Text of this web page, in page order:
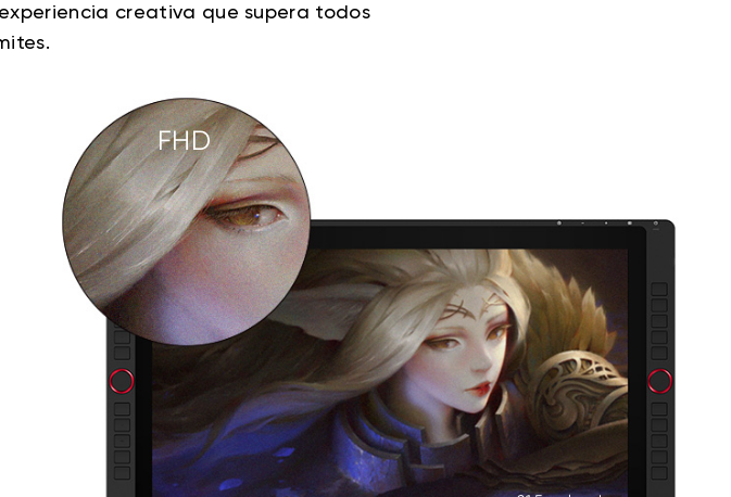
creativa que supera todos
FHD